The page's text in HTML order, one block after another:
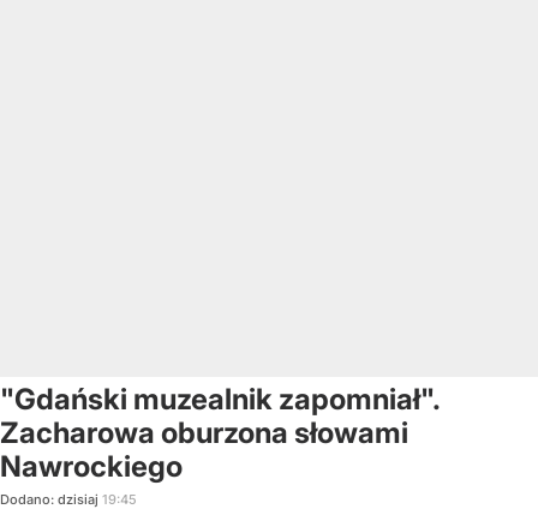
"Gdański muzealnik zapomniał".
Zacharowa oburzona słowami
Nawrockiego
Dodano: dzisiaj 19:45